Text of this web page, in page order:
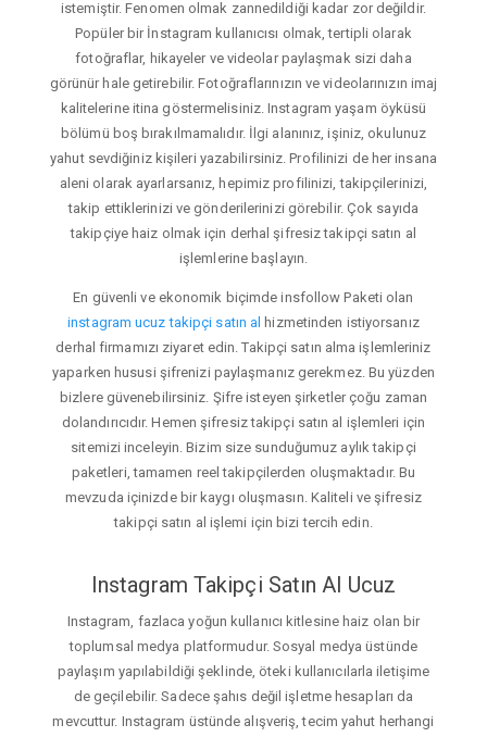
istemiştir. Fenomen olmak zannedildiği kadar zor değildir.
Popüler bir İnstagram kullanıcısı olmak, tertipli olarak
fotoğraflar, hikayeler ve videolar paylaşmak sizi daha
görünür hale getirebilir. Fotoğraflarınızın ve videolarınızın imaj
kalitelerine itina göstermelisiniz. Instagram yaşam öyküsü
bölümü boş bırakılmamalıdır. İlgi alanınız, işiniz, okulunuz
yahut sevdiğiniz kişileri yazabilirsiniz. Profilinizi de her insana
aleni olarak ayarlarsanız, hepimiz profilinizi, takipçilerinizi,
takip ettiklerinizi ve gönderilerinizi görebilir. Çok sayıda
takipçiye haiz olmak için derhal şifresiz takipçi satın al
işlemlerine başlayın.
En güvenli ve ekonomik biçimde insfollow Paketi olan
instagram ucuz takipçi satın al hizmetinden istiyorsanız
derhal firmamızı ziyaret edin. Takipçi satın alma işlemleriniz
yaparken hususi şifrenizi paylaşmanız gerekmez. Bu yüzden
bizlere güvenebilirsiniz. Şifre isteyen şirketler çoğu zaman
dolandırıcıdır. Hemen şifresiz takipçi satın al işlemleri için
sitemizi inceleyin. Bizim size sunduğumuz aylık takipçi
paketleri, tamamen reel takipçilerden oluşmaktadır. Bu
mevzuda içinizde bir kaygı oluşmasın. Kaliteli ve şifresiz
takipçi satın al işlemi için bizi tercih edin.
Instagram Takipçi Satın Al Ucuz
Instagram, fazlaca yoğun kullanıcı kitlesine haiz olan bir
toplumsal medya platformudur. Sosyal medya üstünde
paylaşım yapılabildiği şeklinde, öteki kullanıcılarla iletişime
de geçilebilir. Sadece şahıs değil işletme hesapları da
mevcuttur. Instagram üstünde alışveriş, tecim yahut herhangi